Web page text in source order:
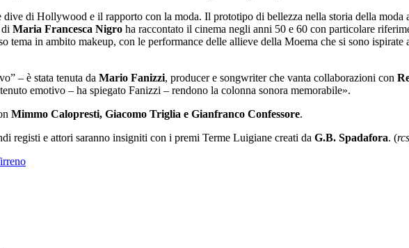
di Hollywood e il rapporto con la moda. Il prototipo di bellezza nella storia della moda
di Maria Francesca Nigro ha raccontato il cinema negli anni 50 e 60 con particolare
in ambito makeup, con le performance delle allieve della Moema che si sono ispirate
– è stata tenuta da Mario Fanizzi, producer e songwriter che vanta collaborazioni con
emotivo – ha spiegato Fanizzi – rendono la colonna sonora memorabile».
Mimmo Calopresti, Giacomo Triglia e Gianfranco Confessore.
registi e attori saranno insigniti con i premi Terme Luigiane creati da G.B. Spadafora. (rcs